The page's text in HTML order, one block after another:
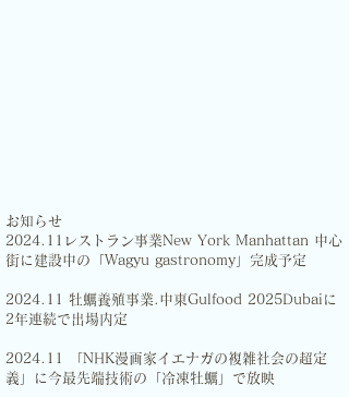
お知らせ
2024.11レストラン事業New York Manhattan 中心
街に建設中の「Wagyu gastronomy」完成予定
2024.11 牡蠣養殖事業.中東Gulfood 2025Dubaiに
2年連続で出場内定
2024.11 「NHK漫画家イエナガの複雑社会の超定
義」に今最先端技術の「冷凍牡蠣」で放映